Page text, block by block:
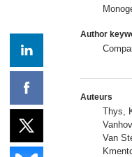
Author
Auteurs
Thys,
Van